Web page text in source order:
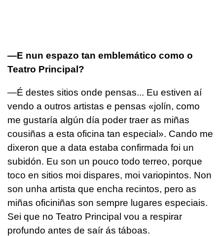
—E nun espazo tan emblemático como o
Teatro Principal?
—É destes sitios onde pensas... Eu estiven aí
vendo a outros artistas e pensas «jolín, como
me gustaría algún día poder traer as miñas
cousiñas a esta oficina tan especial». Cando me
dixeron que a data estaba confirmada foi un
subidón. Eu son un pouco todo terreo, porque
toco en sitios moi dispares, moi variopintos. Non
son unha artista que encha recintos, pero as
miñas oficiniñas son sempre lugares especiais.
Sei que no Teatro Principal vou a respirar
profundo antes de saír ás táboas.